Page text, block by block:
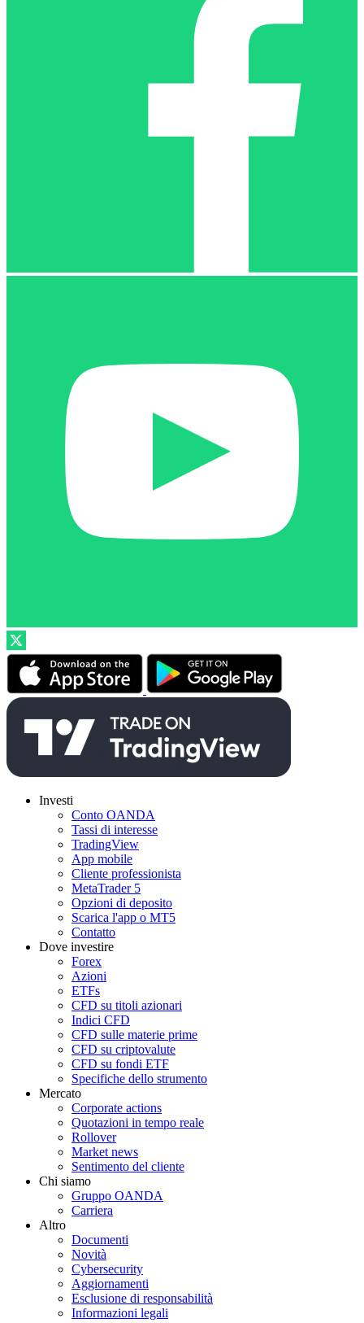
Investi
Conto OANDA
Tassi di interesse
TradingView
App mobile
Cliente professionista
MetaTrader 5
Opzioni di deposito
Scarica l'app o MT5
Contatto
Dove investire
Forex
Azioni
ETFs
CFD su titoli azionari
Indici CFD
CFD sulle materie prime
CFD su criptovalute
CFD su fondi ETF
Specifiche dello strumento
Mercato
Corporate actions
Quotazioni in tempo reale
Rollover
Market news
Sentimento del cliente
Chi siamo
Gruppo OANDA
Carriera
Altro
Documenti
Novità
Cybersecurity
Aggiornamenti
Esclusione di responsabilità
Informazioni legali